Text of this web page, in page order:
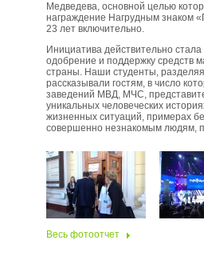
Медведева, основной целью
награждение Нагрудным знаком
23 лет включительно.
Инициатива действительно
одобрение и поддержку средств
страны. Наши студенты,
рассказывали гостям, в число
заведений МВД, МЧС,
уникальных человеческих
жизненных ситуаций, примерах
совершенно незнакомым людям,
Весь фотоотчет